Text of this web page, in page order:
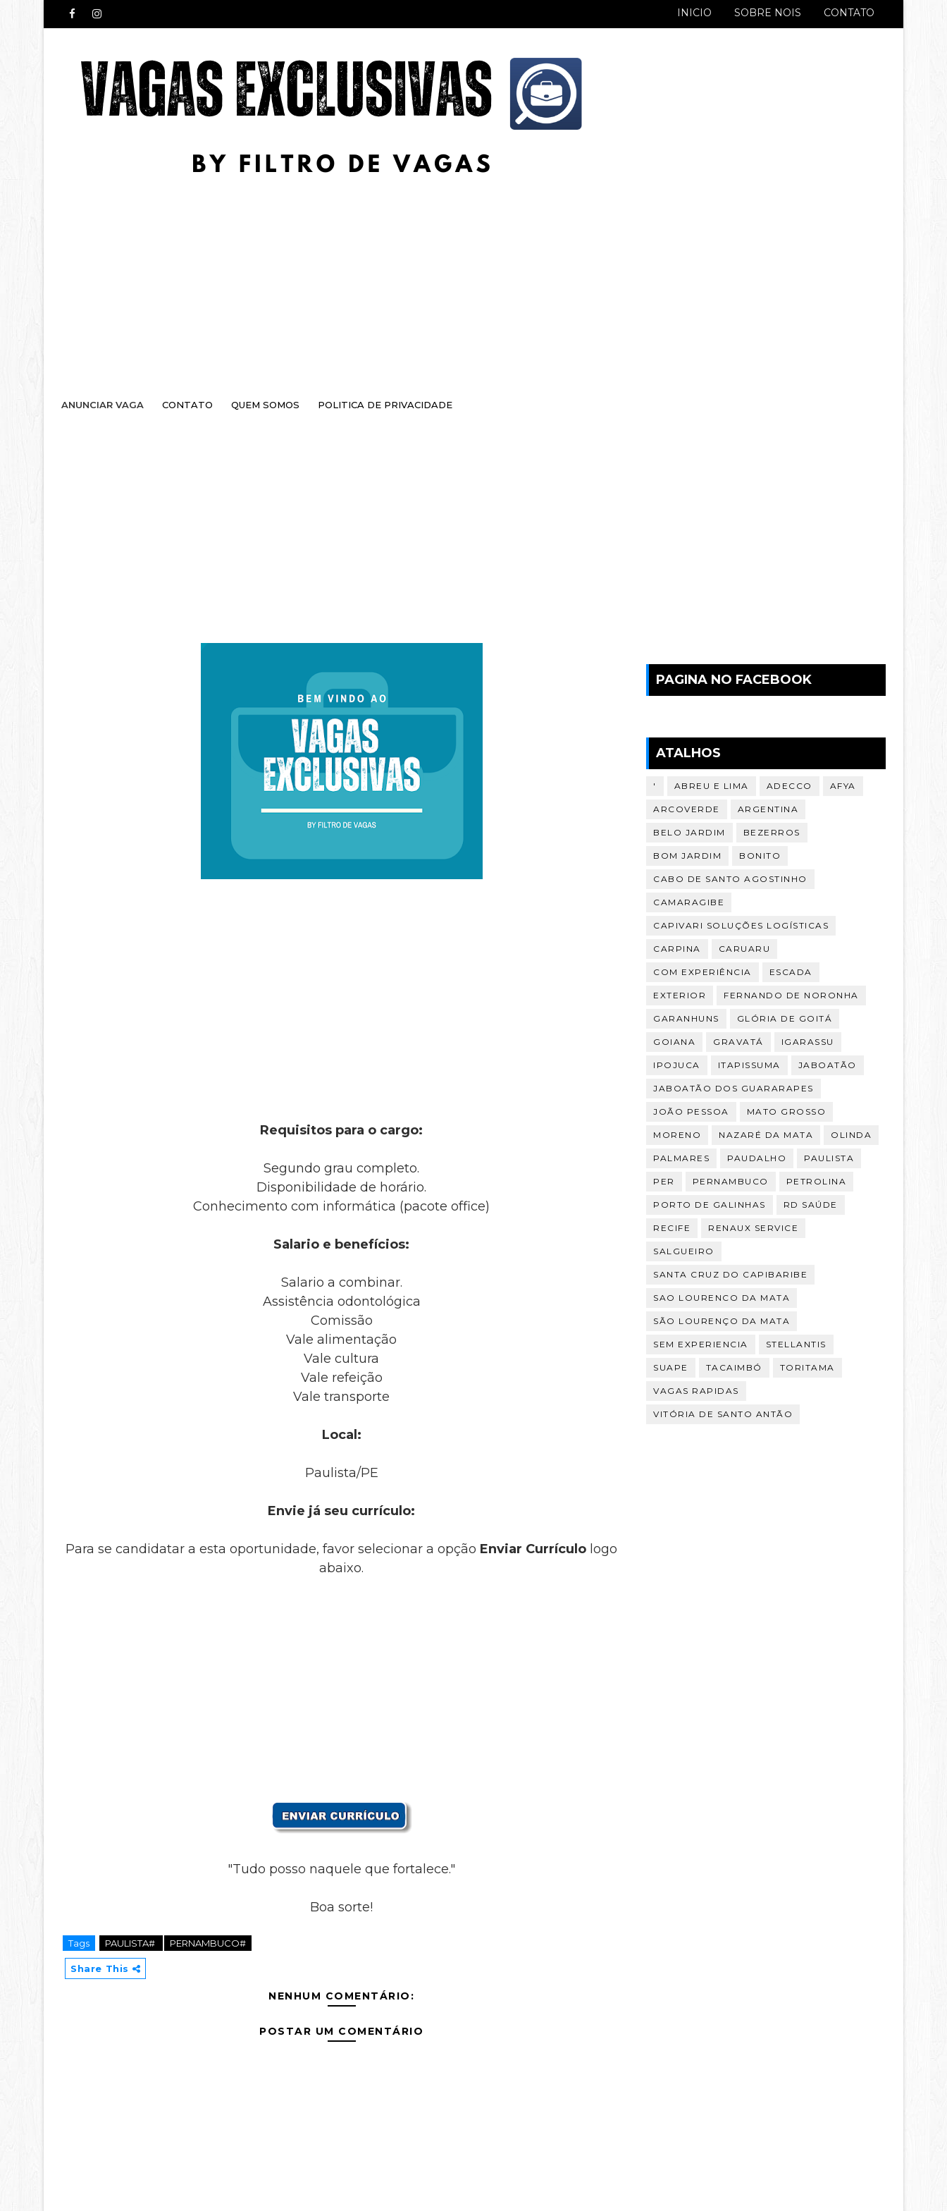
INICIO SOBRE NOIS CONTATO
ANUNCIAR VAGA CONTATO QUEM SOMOS POLITICA DE PRIVACIDADE
Requisitos para o cargo:
Segundo grau completo.
Disponibilidade de horário.
Conhecimento com informática (pacote office)
Salario e benefícios:
Salario a combinar.
Assistência odontológica
Comissão
Vale alimentação
Vale cultura
Vale refeição
Vale transporte
Local:
Paulista/PE
Envie já seu currículo:
Para se candidatar a esta oportunidade, favor selecionar a opção Enviar Currículo logo
abaixo.
"Tudo posso naquele que fortalece."
Boa sorte!
Tags PAULISTA# PERNAMBUCO#
Share This
NENHUM COMENTÁRIO:
POSTAR UM COMENTÁRIO
PAGINA NO FACEBOOK
ATALHOS
' ABREU E LIMA ADECCO AFYA
ARCOVERDE ARGENTINA
BELO JARDIM BEZERROS
BOM JARDIM BONITO
CABO DE SANTO AGOSTINHO
CAMARAGIBE
CAPIVARI SOLUÇÕES LOGÍSTICAS
CARPINA CARUARU
COM EXPERIÊNCIA ESCADA
EXTERIOR FERNANDO DE NORONHA
GARANHUNS GLÓRIA DE GOITÁ
GOIANA GRAVATÁ IGARASSU
IPOJUCA ITAPISSUMA JABOATÃO
JABOATÃO DOS GUARARAPES
JOÃO PESSOA MATO GROSSO
MORENO NAZARÉ DA MATA OLINDA
PALMARES PAUDALHO PAULISTA
PER PERNAMBUCO PETROLINA
PORTO DE GALINHAS RD SAÚDE
RECIFE RENAUX SERVICE
SALGUEIRO
SANTA CRUZ DO CAPIBARIBE
SAO LOURENCO DA MATA
SÃO LOURENÇO DA MATA
SEM EXPERIENCIA STELLANTIS
SUAPE TACAIMBÓ TORITAMA
VAGAS RAPIDAS
VITÓRIA DE SANTO ANTÃO